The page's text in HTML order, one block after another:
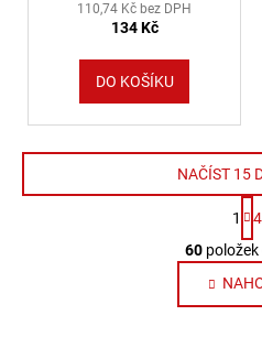
110,74 Kč bez DPH
134 Kč
DO KOŠÍKU
NAČÍST 15
1
4
60položek